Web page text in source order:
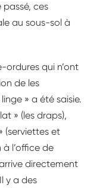
passé, ces
au sous-sol à
qui n’ont
de les
» a été saisie.
» (les draps),
(serviettes et
l’office de
directement
y a des